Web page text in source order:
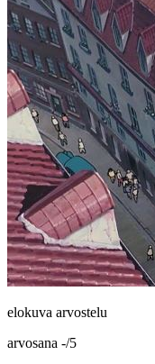
elokuva arvostelu
arvosana -/5